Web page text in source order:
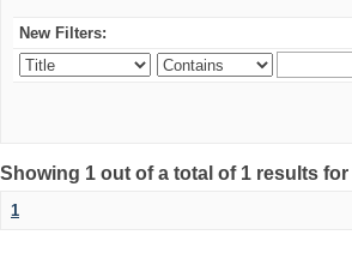
New Filters:
Showing 1 out of a total of 1 results
1